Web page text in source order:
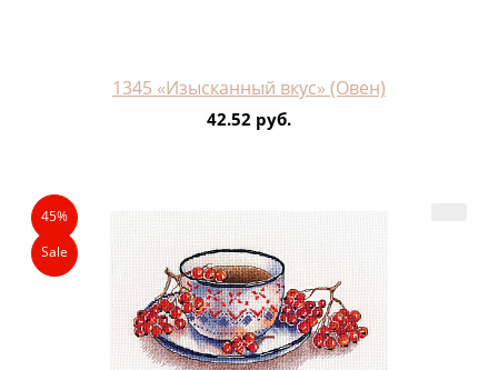
1345 «Изысканный вкус» (Овен)
42.52 руб.
45%
Sale